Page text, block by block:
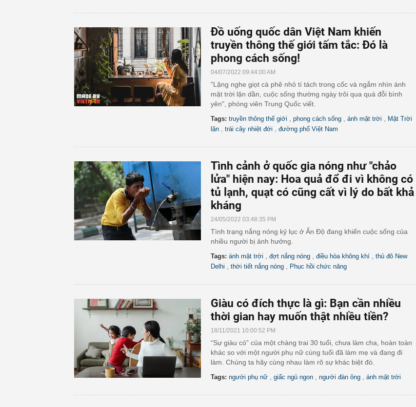
Đồ uống quốc dân Việt Nam khiến
truyền thông thế giới tấm tắc: Đó là
phong cách sống!
04/07/2022 09:44:00 AM
"Lặng nghe giọt cà phê nhỏ tí tách trong cốc và ngắm nhìn ánh
mặt trời lặn dần, cuộc sống thường ngày trôi qua quá đỗi bình
yên", phóng viên Trung Quốc viết.
Tags: truyền thông thế giới phong cách sống ánh mặt trời
Mặt Trời
lặn
trái cây nhiệt đới đường phố Việt Nam
Tình cảnh ở quốc gia nóng như "chảo
lửa" hiện nay: Hoa quả đổ đi vì không có
tủ lạnh, quạt có cũng cất vì lý do bất khả
kháng
24/05/2022 03:48:35 PM
Tình trạng nắng nóng kỷ lục ở Ấn Độ đang khiến cuộc sống của
nhiều người bị ảnh hưởng.
Tags: ánh mặt trời đợt nắng nóng điều hòa không khí
thủ đô New
Delhi
thời tiết nắng nóng Phục hồi chức năng
Giàu có đích thực là gì: Bạn cần nhiều
thời gian hay muốn thật nhiều tiền?
18/11/2021 10:00:52 PM
“Sự giàu có” của một chàng trai 30 tuổi, chưa làm cha, hoàn toàn
khác so với một người phụ nữ cùng tuổi đã làm mẹ và đang đi
làm. Chúng ta hãy cùng nhau làm rõ sự khác biệt đó.
Tags: người phụ nữ giấc ngủ ngon người đàn ông ánh mặt trời